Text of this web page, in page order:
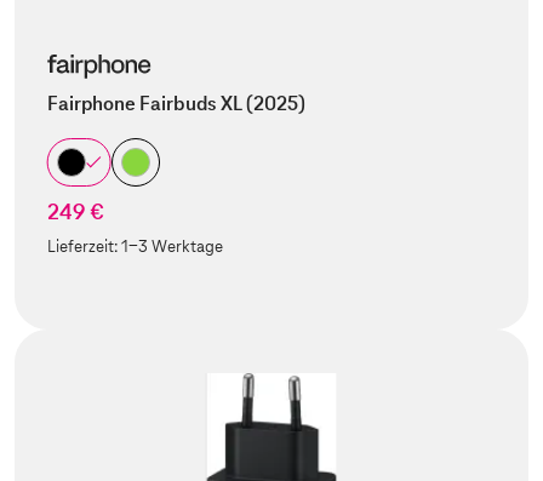
Fairphone Fairbuds XL (2025)
249 €
Lieferzeit:1-3 Werktage